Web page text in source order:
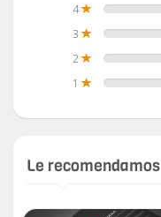
4
3
2
1
Le recomendamos